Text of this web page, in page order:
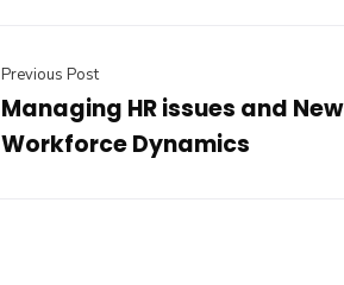
Previous Post
Managing HR issues and New
Workforce Dynamics